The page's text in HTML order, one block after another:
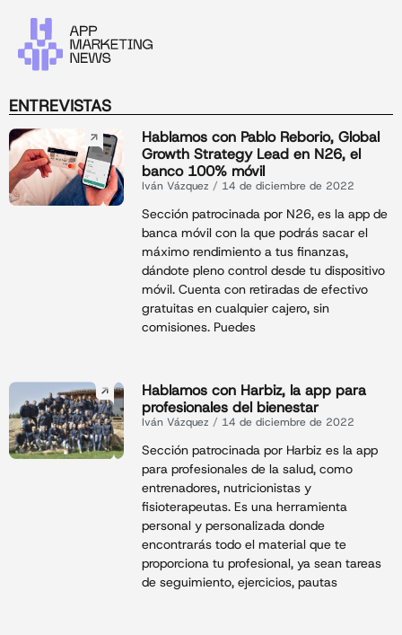
ENTREVISTAS
Hablamos con Pablo Reborio, Global
Growth Strategy Lead en N26, el
banco 100% móvil
Iván Vázquez 14 de diciembre de 2022
Sección patrocinada por N26, es la app de
banca móvil con la que podrás sacar el
máximo rendimiento a tus finanzas,
dándote pleno control desde tu dispositivo
móvil. Cuenta con retiradas de efectivo
gratuitas en cualquier cajero, sin
comisiones. Puedes
Hablamos con Harbiz, la app para
profesionales del bienestar
Iván Vázquez 14 de diciembre de 2022
Sección patrocinada por Harbiz es la app
para profesionales de la salud, como
entrenadores, nutricionistas y
fisioterapeutas. Es una herramienta
personal y personalizada donde
encontrarás todo el material que te
proporciona tu profesional, ya sean tareas
de seguimiento, ejercicios, pautas